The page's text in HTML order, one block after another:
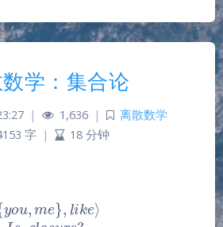
学：集合论
| 1,636 |
离散数学
字 | 18 分钟
me} like⟩ sclos